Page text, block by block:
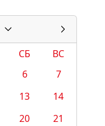
СБ
ВС
6
7
13
14
20
21